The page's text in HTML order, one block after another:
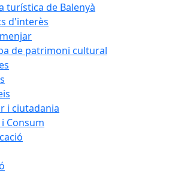
turística de Balenyà
d'interès
de patrimoni cultural
i ciutadania
Consum